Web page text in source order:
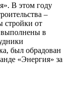
В этом году
–
стройки от
выполнены в
был обрадован
«Энергия» за